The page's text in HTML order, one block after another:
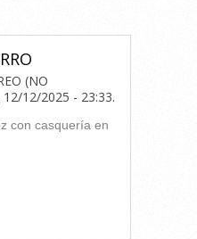
(NO
12/12/2025 - 23:33.
con casquería en